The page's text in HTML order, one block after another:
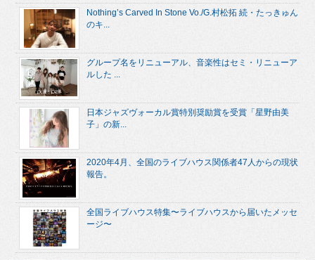
Nothing’s Carved In Stone Vo./G.村松拓 続・たっきゅん
のキ...
グループ名をリニューアル、音楽性はセミ・リニューア
ルした ...
日本ジャズヴォーカル賞特別奨励賞を受賞「星野由美
子」の新...
2020年4月、全国のライブハウス関係者47人からの現状
報告。
全国ライブハウス特集〜ライブハウスから届いたメッセ
ージ〜